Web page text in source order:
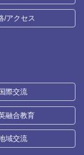
/アクセス
国際交流
融合教育
域交流